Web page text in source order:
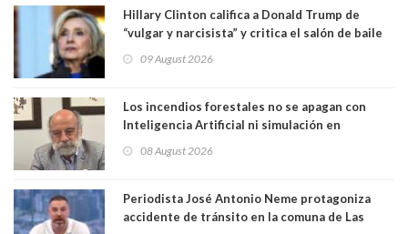
Hillary Clinton califica a Donald Trump de
“vulgar y narcisista” y critica el salón de baile
casa. Y la está destruyendo”
09 August 2026
Los incendios forestales no se apagan con
Inteligencia Artificial ni simulación en
Magister en Asentamientos Humanos PUC
08 August 2026
Periodista José Antonio Neme protagoniza
accidente de tránsito en la comuna de Las